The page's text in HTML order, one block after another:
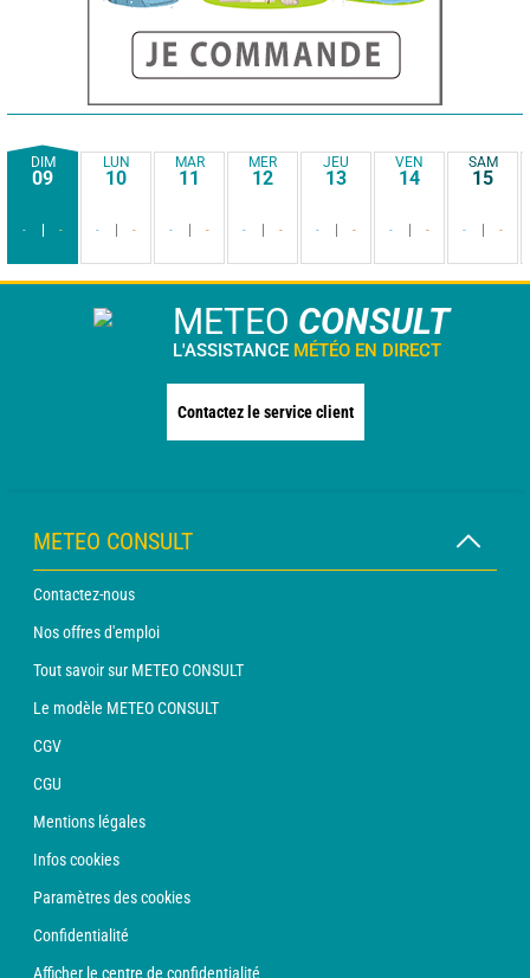
DIM
09
- -
LUN
10
- -
MAR
11
- -
MER
12
- -
JEU
13
- -
VEN
14
- -
SAM
15
- -
METEO CONSULT
L'ASSISTANCE MÉTÉO EN DIRECT
Contactez le service client
METEO CONSULT
Contactez-nous
Nos offres d'emploi
Tout savoir sur METEO CONSULT
Le modèle METEO CONSULT
CGV
CGU
Mentions légales
Infos cookies
Paramètres des cookies
Confidentialité
Afficher le centre de confidentialité